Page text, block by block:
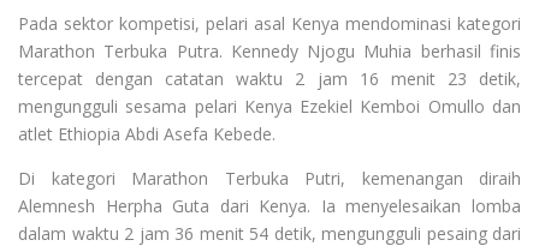
Pada sektor kompetisi, pelari asal Kenya mendominasi kategori
Marathon Terbuka Putra. Kennedy Njogu Muhia berhasil finis
tercepat dengan catatan waktu 2 jam 16 menit 23 detik,
mengungguli sesama pelari Kenya Ezekiel Kemboi Omullo dan
atlet Ethiopia Abdi Asefa Kebede.
Di kategori Marathon Terbuka Putri, kemenangan diraih
Alemnesh Herpha Guta dari Kenya. Ia menyelesaikan lomba
dalam waktu 2 jam 36 menit 54 detik, mengungguli pesaing dari